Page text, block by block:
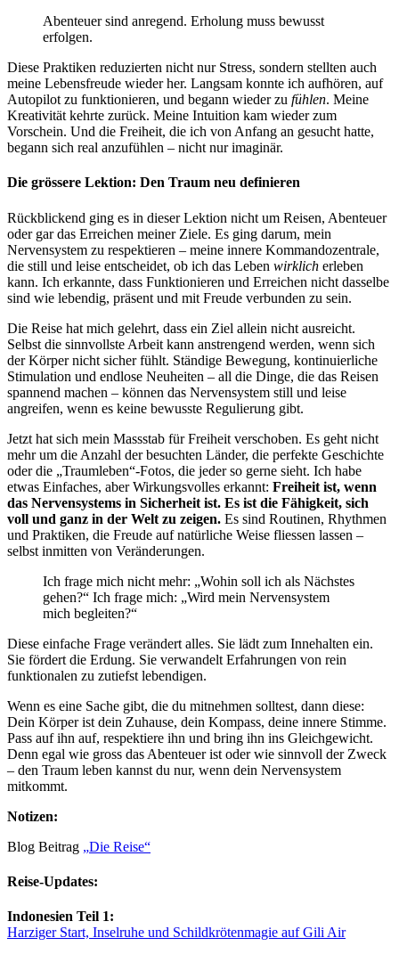
Abenteuer sind anregend. Erholung muss bewusst
erfolgen.
Diese Praktiken reduzierten nicht nur Stress, sondern stellten auch
meine Lebensfreude wieder her. Langsam konnte ich aufhören, auf
Autopilot zu funktionieren, und begann wieder zu fühlen. Meine
Kreativität kehrte zurück. Meine Intuition kam wieder zum
Vorschein. Und die Freiheit, die ich von Anfang an gesucht hatte,
begann sich real anzufühlen – nicht nur imaginär.
Die grössere Lektion: Den Traum neu definieren
Rückblickend ging es in dieser Lektion nicht um Reisen, Abenteuer
oder gar das Erreichen meiner Ziele. Es ging darum, mein
Nervensystem zu respektieren – meine innere Kommandozentrale,
die still und leise entscheidet, ob ich das Leben wirklich erleben
kann. Ich erkannte, dass Funktionieren und Erreichen nicht dasselbe
sind wie lebendig, präsent und mit Freude verbunden zu sein.
Die Reise hat mich gelehrt, dass ein Ziel allein nicht ausreicht.
Selbst die sinnvollste Arbeit kann anstrengend werden, wenn sich
der Körper nicht sicher fühlt. Ständige Bewegung, kontinuierliche
Stimulation und endlose Neuheiten – all die Dinge, die das Reisen
spannend machen – können das Nervensystem still und leise
angreifen, wenn es keine bewusste Regulierung gibt.
Jetzt hat sich mein Massstab für Freiheit verschoben. Es geht nicht
mehr um die Anzahl der besuchten Länder, die perfekte Geschichte
oder die „Traumleben“-Fotos, die jeder so gerne sieht. Ich habe
etwas Einfaches, aber Wirkungsvolles erkannt: Freiheit ist, wenn
das Nervensystems in Sicherheit ist. Es ist die Fähigkeit, sich
voll und ganz in der Welt zu zeigen. Es sind Routinen, Rhythmen
und Praktiken, die Freude auf natürliche Weise fliessen lassen –
selbst inmitten von Veränderungen.
Ich frage mich nicht mehr: „Wohin soll ich als Nächstes
gehen?“ Ich frage mich: „Wird mein Nervensystem
mich begleiten?“
Diese einfache Frage verändert alles. Sie lädt zum Innehalten ein.
Sie fördert die Erdung. Sie verwandelt Erfahrungen von rein
funktionalen zu zutiefst lebendigen.
Wenn es eine Sache gibt, die du mitnehmen solltest, dann diese:
Dein Körper ist dein Zuhause, dein Kompass, deine innere Stimme.
Pass auf ihn auf, respektiere ihn und bring ihn ins Gleichgewicht.
Denn egal wie gross das Abenteuer ist oder wie sinnvoll der Zweck
– den Traum leben kannst du nur, wenn dein Nervensystem
mitkommt.
Notizen:
Blog Beitrag „Die Reise“
Reise-Updates:
Indonesien Teil 1:
Harziger Start, Inselruhe und Schildkrötenmagie auf Gili Air